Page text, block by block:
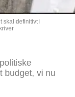
skal definitivt i
budget, vi nu